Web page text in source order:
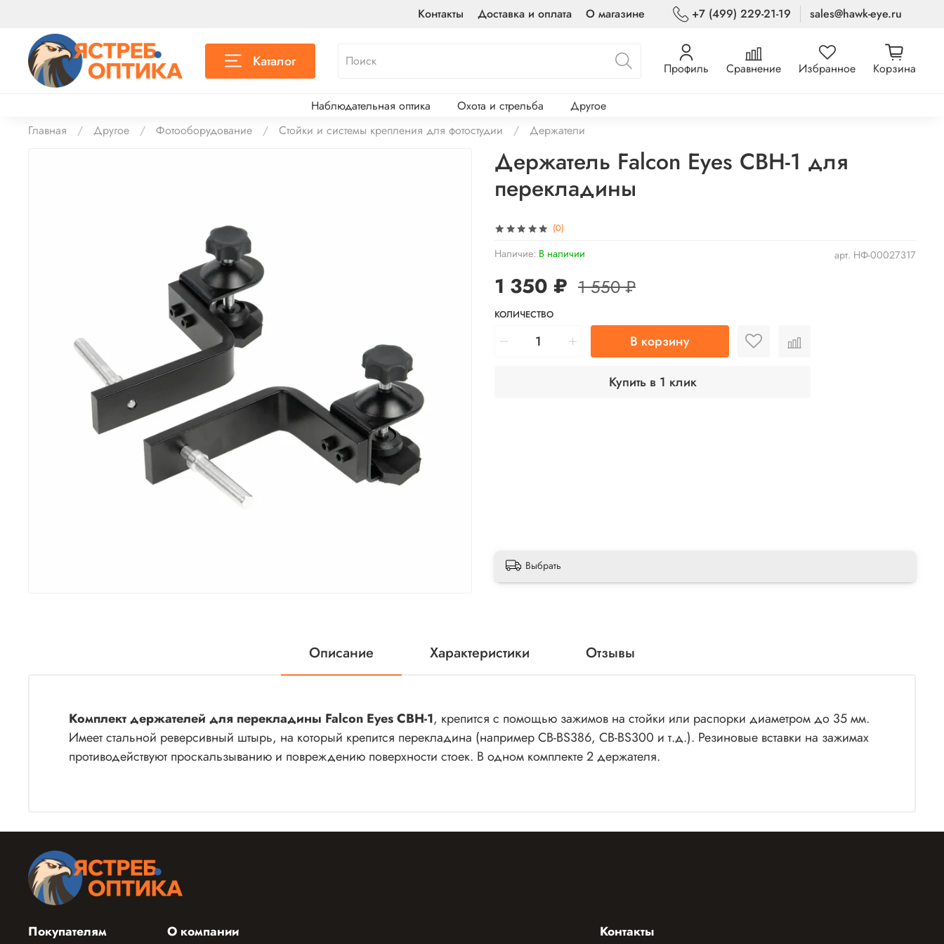
Контакты Доставка и оплата О магазине +7 (499) 229-21-19 sales@hawk-eye.ru
Каталог Профиль Сравнение Избранное Корзина
Наблюдательная оптика Охота и стрельба
Другое
Главная
Другое Фотооборудование Стойки и системы крепления для фотостудии Держатели
(0)
арт. НФ-00027317
Наличие: В наличии
Держатель Falcon Eyes CBH-1 для
перекладины
1 350 ₽ 1 550 ₽
КОЛИЧЕСТВО
В корзину
Купить в 1 клик
Выбрать
Описание Характеристики Отзывы
Комплект держателей для перекладины Falcon Eyes CBH-1, крепится с помощью зажимов на стойки или распорки диаметром до 35 мм.
Имеет стальной реверсивный штырь, на который крепится перекладина (например CB-BS386, CB-BS300 и т.д.). Резиновые вставки на зажимах
противодействуют проскальзыванию и повреждению поверхности стоек. В одном комплекте 2 держателя.
Покупателям О компании Контакты